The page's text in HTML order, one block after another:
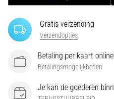
5 min. lezen
Plantar
Fasciitis:
Symptomen,
Oorzaken
en
Gratis verzending
Verzendopties
Betaling per kaart
Betalingsmogelijkheden
Je kan de goederen